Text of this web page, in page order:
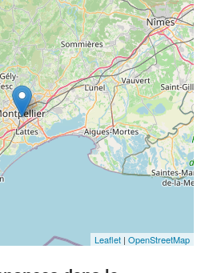
Leaflet |OpenStreetMap